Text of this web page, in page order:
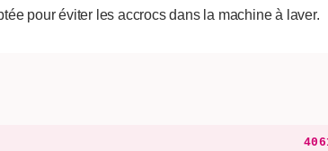
pour éviter les accrocs dans la machine à laver.